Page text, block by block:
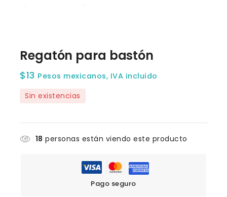
Regatón para bastón
$13 Pesos mexicanos, IVA incluido
Sin existencias
18 personas están viendo este producto
Pago seguro